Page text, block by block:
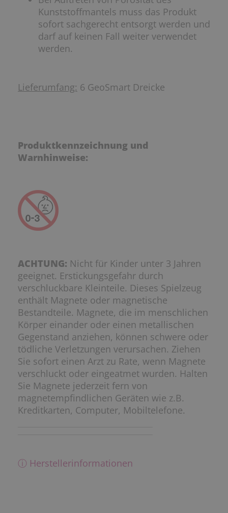
Kunststoffmantels muss das Produkt
sofort sachgerecht entsorgt werden und
darf auf keinen Fall weiter verwendet
werden.
Lieferumfang: 6 GeoSmart Dreicke
Produktkennzeichnung und
Warnhinweise:
ACHTUNG: Nicht für Kinder unter 3 Jahren
geeignet. Erstickungsgefahr durch
verschluckbare Kleinteile. Dieses Spielzeug
enthält Magnete oder magnetische
Bestandteile. Magnete, die im menschlichen
Körper einander oder einen metallischen
Gegenstand anziehen, können schwere oder
tödliche Verletzungen verursachen. Ziehen
Sie sofort einen Arzt zu Rate, wenn Magnete
verschluckt oder eingeatmet wurden. Halten
Sie Magnete jederzeit fern von
magnetempfindlichen Geräten wie z.B.
Kreditkarten, Computer, Mobiltelefone.
ⓘ Herstellerinformationen